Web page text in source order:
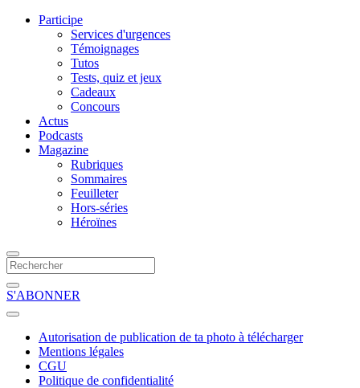
Participe
Services d'urgences
Témoignages
Tutos
Tests, quiz et jeux
Cadeaux
Concours
Actus
Podcasts
Magazine
Rubriques
Sommaires
Feuilleter
Hors-séries
Héroïnes
S'ABONNER
Autorisation de publication de ta photo à télécharger
Mentions légales
CGU
Politique de confidentialité